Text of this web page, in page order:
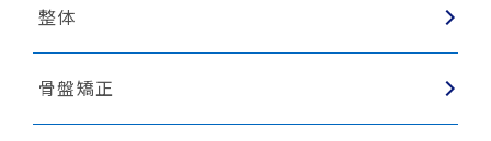
整体
骨盤矯正